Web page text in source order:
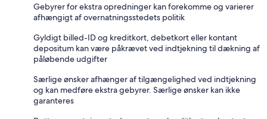
Gebyrer for ekstra opredninger kan forekomme og varierer
afhængigt af overnatningsstedets politik
Gyldigt billed-ID og kreditkort, debetkort eller kontant
depositum kan være påkrævet ved indtjekning til dækning af
påløbende udgifter
Særlige ønsker afhænger af tilgængelighed ved indtjekning
og kan medføre ekstra gebyrer. Særlige ønsker kan ikke
garanteres